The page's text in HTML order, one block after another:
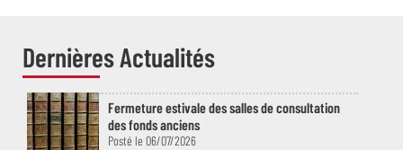
Dernières Actualités
Fermeture estivale des salles de consultation
des fonds anciens
Posté le 06/07/2026